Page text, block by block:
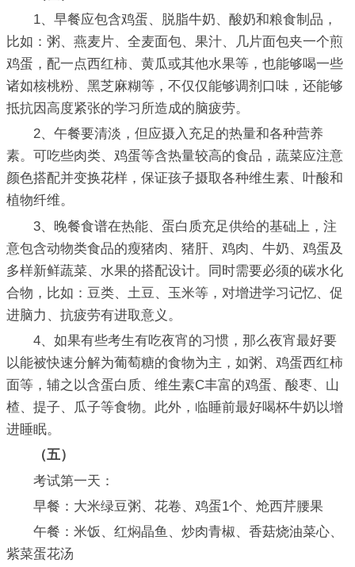
1、早餐应包含鸡蛋、脱脂牛奶、酸奶和粮食制品，
比如：粥、燕麦片、全麦面包、果汁、几片面包夹一个煎
鸡蛋，配一点西红柿、黄瓜或其他水果等，也能够喝一些
诸如核桃粉、黑芝麻糊等，不仅仅能够调剂口味，还能够
抵抗因高度紧张的学习所造成的脑疲劳。
2、午餐要清淡，但应摄入充足的热量和各种营养
素。可吃些肉类、鸡蛋等含热量较高的食品，蔬菜应注意
颜色搭配并变换花样，保证孩子摄取各种维生素、叶酸和
植物纤维。
3、晚餐食谱在热能、蛋白质充足供给的基础上，注
意包含动物类食品的瘦猪肉、猪肝、鸡肉、牛奶、鸡蛋及
多样新鲜蔬菜、水果的搭配设计。同时需要必须的碳水化
合物，比如：豆类、土豆、玉米等，对增进学习记忆、促
进脑力、抗疲劳有进取意义。
4、如果有些考生有吃夜宵的习惯，那么夜宵最好要
以能被快速分解为葡萄糖的食物为主，如粥、鸡蛋西红柿
面等，辅之以含蛋白质、维生素C丰富的鸡蛋、酸枣、山
楂、提子、瓜子等食物。此外，临睡前最好喝杯牛奶以增
进睡眠。
（五）
考试第一天：
早餐：大米绿豆粥、花卷、鸡蛋1个、炝西芹腰果
午餐：米饭、红焖晶鱼、炒肉青椒、香菇烧油菜心、
紫菜蛋花汤